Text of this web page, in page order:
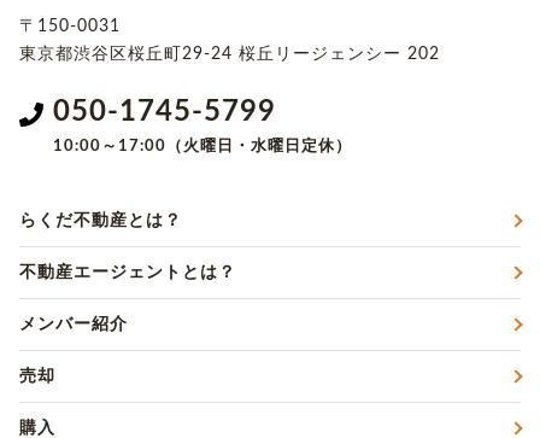
〒150-0031
東京都渋谷区桜丘町29-24 桜丘リージェンシー 202
050-1745-5799
10:00～17:00（火曜日・水曜日定休）
らくだ不動産とは？
不動産エージェントとは？
メンバー紹介
売却
購入